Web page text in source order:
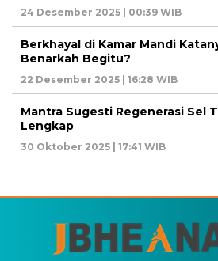
24 Desember 2025 | 00:39 WIB
Berkhayal di Kamar Mandi
Benarkah Begitu?
22 Desember 2025 | 16:28 WIB
Mantra Sugesti Regenerasi Sel
Lengkap
30 Oktober 2025 | 17:41 WIB